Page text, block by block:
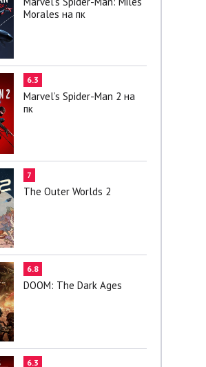
Morales на пк
6.3
Marvel’s Spider-Man 2 на
пк
7
The Outer Worlds 2
6.8
DOOM: The Dark Ages
6.3